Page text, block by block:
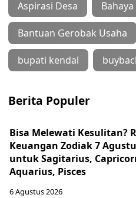
Aspirasi Desa
Bantuan Gerobak Usaha
bupati kendal
Berita Populer
Bisa Melewati Kesulitan?
Keuangan Zodiak 7
untuk Sagitarius,
Aquarius, Pisces
6 Agustus 2026